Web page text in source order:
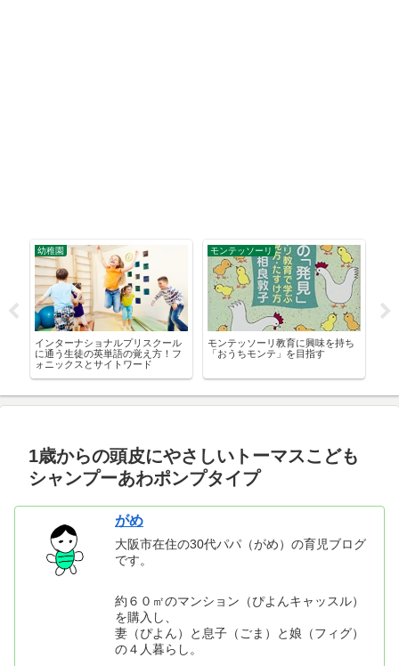
幼稚園
インターナショナルプリスクール
に通う生徒の英単語の覚え方！フ
ォニックスとサイトワード
モンテッソーリ
モンテッソーリ教育に興味を持ち
「おうちモンテ」を目指す
1歳からの頭皮にやさしいトーマスこども
シャンプーあわポンプタイプ
がめ
大阪市在住の30代パパ（がめ）の育児ブログ
です。
約６０㎡のマンション（ぴよんキャッスル）
を購入し、
妻（ぴよん）と息子（ごま）と娘（フィグ）
の４人暮らし。